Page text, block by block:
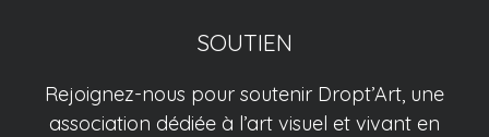
SOUTIEN
Rejoignez-nous pour soutenir Dropt’Art, une
association dédiée à l’art visuel et vivant en